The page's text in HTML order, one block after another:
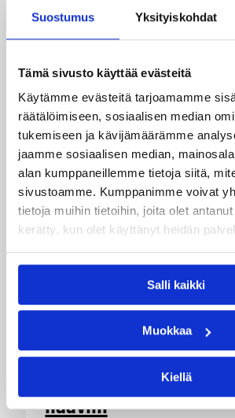
Suostumus Yksityiskohdat
Tämä sivusto käyttää evästeitä
Käytämme evästeitä tarjoamamme
räätälöimiseen, sosiaalisen median
tukemiseen ja kävijämäärämme
jaamme sosiaalisen median,
alan kumppaneillemme tietoja siitä,
sivustoamme. Kumppanimme voivat
tietoja muihin tietoihin, joita olet
kerätty, kun olet käyttänyt heidän
Salli kaikki
Muokkaa
Kiellä
Katso myös
Daniel Dolenc KTP-
haaviin